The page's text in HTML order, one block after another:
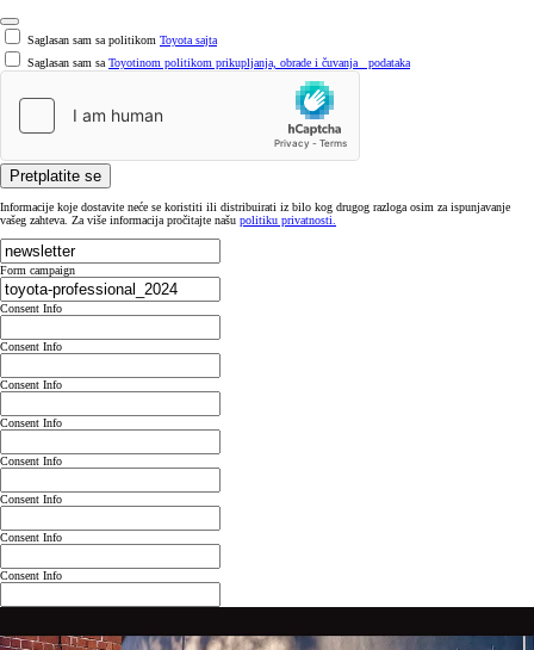
Saglasan sam sa politikom Toyota sajta
Saglasan sam sa Toyotinom politikom prikupljanja, obrade i čuvanja podataka
Pretplatite se
Informacije koje dostavite neće se koristiti ili distribuirati iz bilo kog drugog razloga osim za ispunjavanje
vašeg zahteva. Za više informacija pročitajte našu politiku privatnosti.
Form campaign
Consent Info
Consent Info
Consent Info
Consent Info
Consent Info
Consent Info
Consent Info
Consent Info